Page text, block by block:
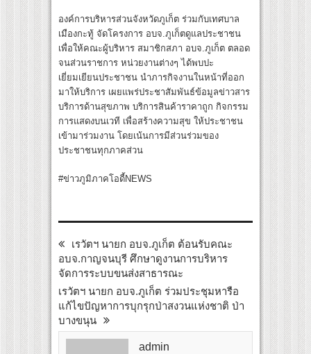
องค์การบริหารส่วนจังหวัดภูเก็ต ร่วมกับเทศบาล
เมืองกะทู้ จัดโครงการ อบจ.ภูเก็ตดูแลประชาชน
เพื่อให้คณะผู้บริหาร สมาชิกสภา อบจ.ภูเก็ต ตลอด
จนส่วนราชการ หน่วยงานต่างๆ ได้พบปะ
เยี่ยมเยียนประชาชน นำภารกิจงานในหน้าที่ออก
มาให้บริการ เผยแพร่ประชาสัมพันธ์ข้อมูลข่าวสาร
บริการด้านสุขภาพ บริการสินค้าราคาถูก กิจกรรม
การแสดงบนเวที เพื่อสร้างความสุข ให้ประชาชน
เข้ามาร่วมงาน โดยเน้นการมีส่วนร่วมของ
ประชาชนทุกภาคส่วน
#ข่าวภูมิภาคโอดี้NEWS
เรวัตฯ นายก อบจ.ภูเก็ต ต้อนรับคณะ
อบจ.กาญจนบุรี ศึกษาดูงานการบริหาร
จัดการระบบขนส่งสาธารณะ
เรวัตฯ นายก อบจ.ภูเก็ต ร่วมประชุมหารือ
แก้ไขปัญหาการบุกรุกป่าสงวนแห่งชาติ ป่า
บางขนุน
admin